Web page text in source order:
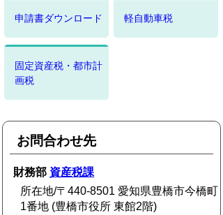
申請書ダウンロード 軽自動車税
固定資産税・都市計
画税
お問合わせ先
財務部 資産税課
所在地/〒440-8501 愛知県豊橋市今橋町
1番地 (豊橋市役所 東館2階)